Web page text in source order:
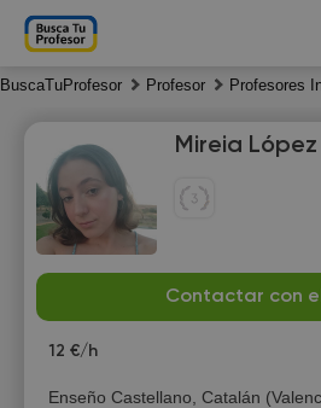
BuscaTuProfesor Profesor Profesores
Mireia López
Contactar con
12 €/h
Enseño Castellano, Catalán
7
Sa
8
11:00